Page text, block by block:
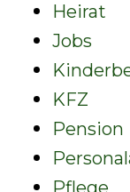
Heirat
Jobs
KFZ
Pension
Pflege